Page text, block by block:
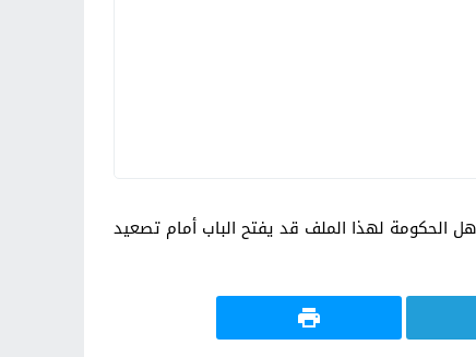
الحكومة لهذا الملف قد يفتح الباب أمام تصعيد